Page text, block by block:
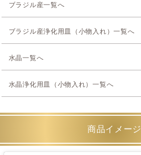
ブラジル産一覧へ
ブラジル産浄化用皿（小物入れ）一覧へ
水晶一覧へ
水晶浄化用皿（小物入れ）一覧へ
商品イメージ